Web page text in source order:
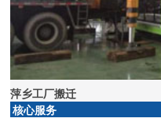
萍乡工厂搬迁
核心服务